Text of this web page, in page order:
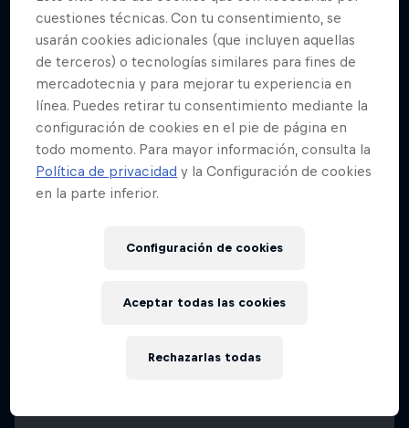
cuestiones técnicas. Con tu consentimiento, se
usarán cookies adicionales (que incluyen aquellas
de terceros) o tecnologías similares para fines de
mercadotecnia y para mejorar tu experiencia en
línea. Puedes retirar tu consentimiento mediante la
configuración de cookies en el pie de página en
todo momento. Para mayor información, consulta la
Política de privacidad y la Configuración de cookies
en la parte inferior.
Configuración de cookies
Rechazarlas todas
Aceptar todas las cookies